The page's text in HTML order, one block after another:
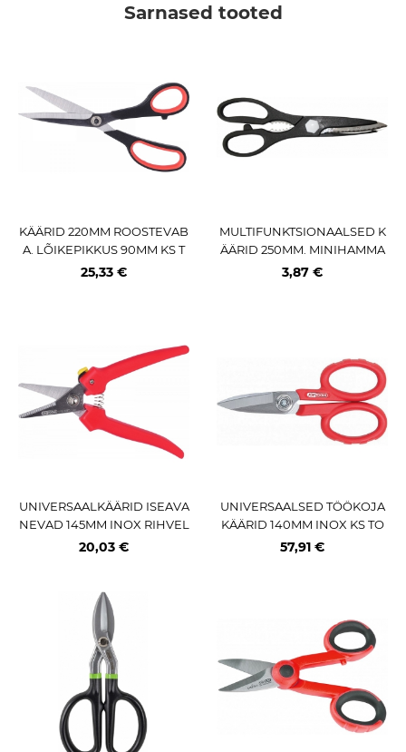
Sarnased tooted
KÄÄRID 220MM ROOSTEVAB
A. LÕIKEPIKKUS 90MM KS T
OOLS
25,33 €
MULTIFUNKTSIONAALSED K
ÄÄRID 250MM. MINIHAMMA
STATUD LÕIKETERAD (EI LIB
3,87 €
UNIVERSAALKÄÄRID ISEAVA
NEVAD 145MM INOX RIHVEL
DATUD TERA KS TOOLS
20,03 €
UNIVERSAALSED TÖÖKOJA
KÄÄRID 140MM INOX KS TO
OLS
57,91 €